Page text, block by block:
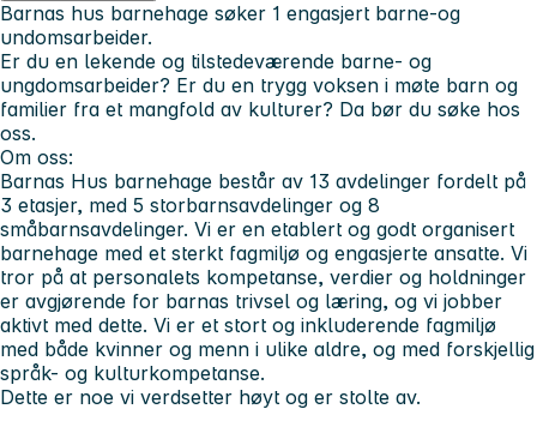
Barnas hus barnehage søker 1 engasjert barne-og
undomsarbeider.
Er du en lekende og tilstedeværende barne- og
ungdomsarbeider? Er du en trygg voksen i møte barn og
familier fra et mangfold av kulturer? Da bør du søke hos
oss.
Om oss:
Barnas Hus barnehage består av 13 avdelinger fordelt på
3 etasjer, med 5 storbarnsavdelinger og 8
småbarnsavdelinger. Vi er en etablert og godt organisert
barnehage med et sterkt fagmiljø og engasjerte ansatte. Vi
tror på at personalets kompetanse, verdier og holdninger
er avgjørende for barnas trivsel og læring, og vi jobber
aktivt med dette. Vi er et stort og inkluderende fagmiljø
med både kvinner og menn i ulike aldre, og med forskjellig
språk- og kulturkompetanse.
Dette er noe vi verdsetter høyt og er stolte av.